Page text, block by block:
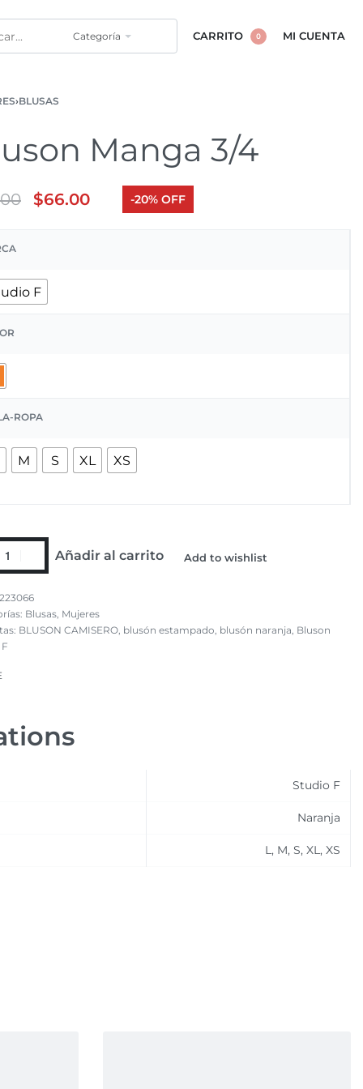
Categoría CARRITO 0 MI CUENTA
›BLUSAS
Manga 3/4
$66.00 -20% OFF
F
ROPA
M S XL XS
Añadir al carrito Add to wishlist
Blusas, Mujeres
BLUSON CAMISERO, blusón estampado, blusón naranja, Bluson
Studio F
Naranja
L, M, S, XL, XS